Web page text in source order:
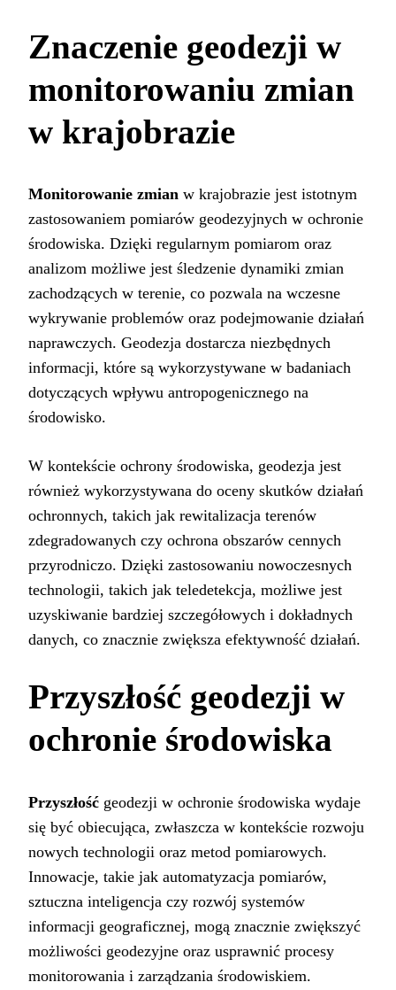
Znaczenie geodezji w
monitorowaniu zmian
w krajobrazie
Monitorowanie zmian w krajobrazie jest istotnym
zastosowaniem pomiarów geodezyjnych w ochronie
środowiska. Dzięki regularnym pomiarom oraz
analizom możliwe jest śledzenie dynamiki zmian
zachodzących w terenie, co pozwala na wczesne
wykrywanie problemów oraz podejmowanie działań
naprawczych. Geodezja dostarcza niezbędnych
informacji, które są wykorzystywane w badaniach
dotyczących wpływu antropogenicznego na
środowisko.
W kontekście ochrony środowiska, geodezja jest
również wykorzystywana do oceny skutków działań
ochronnych, takich jak rewitalizacja terenów
zdegradowanych czy ochrona obszarów cennych
przyrodniczo. Dzięki zastosowaniu nowoczesnych
technologii, takich jak teledetekcja, możliwe jest
uzyskiwanie bardziej szczegółowych i dokładnych
danych, co znacznie zwiększa efektywność działań.
Przyszłość geodezji w
ochronie środowiska
Przyszłość geodezji w ochronie środowiska wydaje
się być obiecująca, zwłaszcza w kontekście rozwoju
nowych technologii oraz metod pomiarowych.
Innowacje, takie jak automatyzacja pomiarów,
sztuczna inteligencja czy rozwój systemów
informacji geograficznej, mogą znacznie zwiększyć
możliwości geodezyjne oraz usprawnić procesy
monitorowania i zarządzania środowiskiem.